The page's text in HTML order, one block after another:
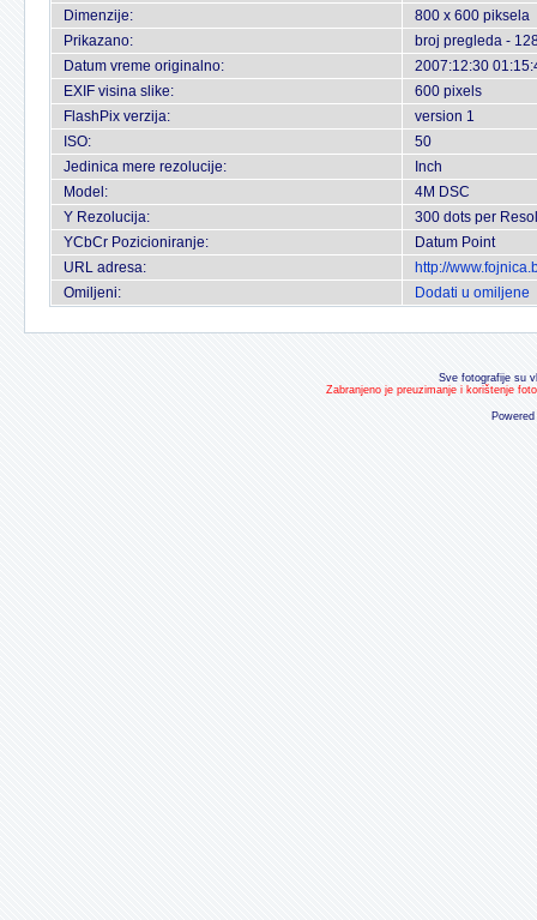
Dimenzije:
800 x 600 piksela
Prikazano:
broj pregleda -
Datum vreme originalno:
2007:12:30
EXIF visina slike:
600 pixels
FlashPix verzija:
version 1
ISO:
50
Jedinica mere rezolucije:
Inch
Model:
4M DSC
Y Rezolucija:
300 dots per
YCbCr Pozicioniranje:
Datum Point
URL adresa:
http://
Omiljeni:
Dodati u omiljene
Sve fotografije su
Zabranjeno je preuzimanje i korištenje